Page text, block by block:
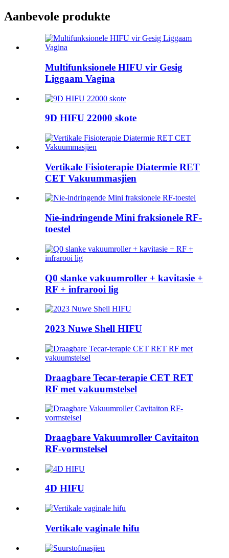
Aanbevole produkte
Multifunksionele HIFU vir Gesig
Liggaam Vagina
9D HIFU 22000 skote
Vertikale Fisioterapie Diatermie RET
CET Vakuummasjien
Nie-indringende Mini fraksionele RF-
toestel
Q0 slanke vakuumroller + kavitasie +
RF + infrarooi lig
2023 Nuwe Shell HIFU
Draagbare Tecar-terapie CET RET
RF met vakuumstelsel
Draagbare Vakuumroller Cavitaiton
RF-vormstelsel
4D HIFU
Vertikale vaginale hifu